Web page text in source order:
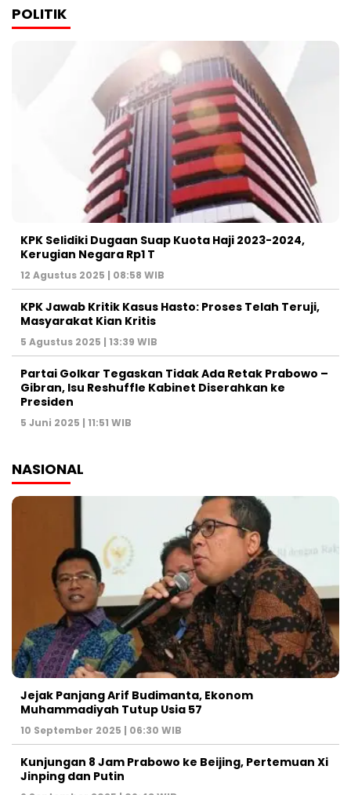
POLITIK
KPK Selidiki Dugaan Suap Kuota Haji 2023-2024,
Kerugian Negara Rp1 T
12 Agustus 2025 | 08:58 WIB
KPK Jawab Kritik Kasus Hasto: Proses Telah Teruji,
Masyarakat Kian Kritis
5 Agustus 2025 | 13:39 WIB
Partai Golkar Tegaskan Tidak Ada Retak Prabowo –
Gibran, Isu Reshuffle Kabinet Diserahkan ke
Presiden
5 Juni 2025 | 11:51 WIB
NASIONAL
Jejak Panjang Arif Budimanta, Ekonom
Muhammadiyah Tutup Usia 57
10 September 2025 | 06:30 WIB
Kunjungan 8 Jam Prabowo ke Beijing, Pertemuan Xi
Jinping dan Putin